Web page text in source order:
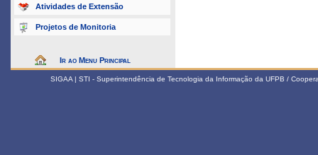
Atividades de Extensão
Projetos de Monitoria
Ir ao Menu Principal
SIGAA | STI - Superintendência de Tecnologia da Informação da UFPB /